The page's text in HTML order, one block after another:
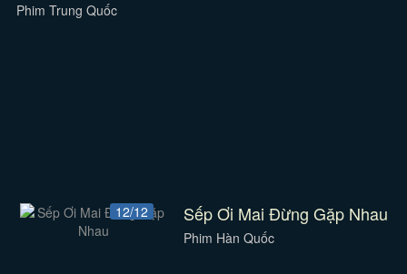
Phim Trung Quốc
12/12 Sếp Ơi Mai Đừng Gặp Nhau
Phim Hàn Quốc